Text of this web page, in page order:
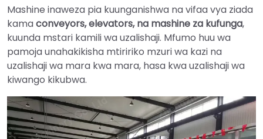
Mashine inaweza pia kuunganishwa na vifaa vya ziada
kamaconveyors, elevators, na mashine za kufunga,
kuunda mstari kamili wa uzalishaji. Mfumo huu wa
pamoja unahakikisha mtiririko mzuri wa kazi na
uzalishaji wa mara kwa mara, hasa kwa uzalishaji wa
kiwango kikubwa.